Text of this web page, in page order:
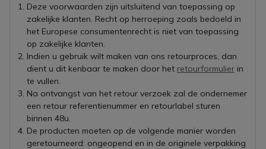
Deze voorwaarden zijn uitsluitend van toepassing op
zakelijke klanten. Recht op herroeping zoals bedoeld in
het Europese consumentenrecht is niet van toepassing
op zakelijke klanten.
Indien u gebruik wilt maken van ons retourproces, dan
dient u dit kenbaar te maken door het retourformulierin
te vullen.
Na ontvangst van het retour verzoek zal de ondernemer
een retour referentienummer en retourlabel sturen
binnen 48u.
De producten moeten op de volgende manier worden
geretourneerd: ongeopend en in de originele verpakking